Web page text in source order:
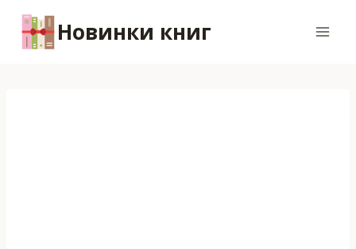
содержимому
Новинки книг